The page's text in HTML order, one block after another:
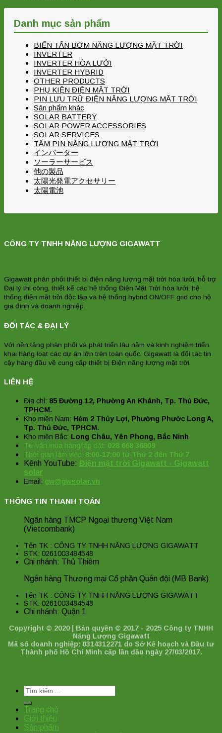
Danh mục sản phẩm
BIẾN TẤN BƠM NĂNG LƯỢNG MẶT TRỜI
INVERTER
INVERTER HÒA LƯỚI
INVERTER HYBRID
OTHER PRODUCTS
PHỤ KIỆN ĐIỆN MẶT TRỜI
PIN LƯU TRỮ ĐIỆN NĂNG LƯỢNG MẶT TRỜI
Sản phẩm khác
SOLAR BATTERY
SOLAR POWER ACCESSORIES
SOLAR SERVICES
TẤM PIN NĂNG LƯỢNG MẶT TRỜI
インバーター
ソーラーサービス
他の製品
太陽光発電アクセサリー
太陽電池
CÔNG TY TNHH NĂNG LƯỢNG GIGAWATT
Gigawatt phân phối thiết bị điện năng lượng mặt trời hòa lưới, hỗ trợ
Đại lý thi công, thiết kế các hệ thống Điện Mặt Trời hòa lưới, hệ
thống điện mặt trời độc lập và hệ thống hybrid ON/OFF grid cho hộ
gia đình và doanh nghiệp.
ĐỐI TÁC & ĐẠI LÝ
Với nền tảng phân phối và phát triển lâu năm và kinh nghiệm triển
khai hàng loạt các dự án lớn trên toàn quốc. Gigawatt là đối tác tin
cậy hàng đầu về cung cấp thiết bị Điện năng lượng mặt trời.
LIÊN HỆ
Địa chỉ: 85 Đường 12, Phường An Khánh, Tp. Thủ Đức,
TPHCM.
Kho miền Nam: Hẻm 2 Thủy Lợi, Phường Phước Long A,
Tp. Thủ Đức, TPHCM.
Kho miền Bắc: Long Châu, Yên Phong, Bắc Ninh
Tư vấn mua hàng/lắp đặt: 028 668 36809
Thời gian làm việc: 8:00-17:00 từ Thứ 2 đến Thứ 7
Kênh YouTube: Điện mặt trời Gigawatt - Gigawatt
solar
Email: gw@gwsolar.vn
THÔNG TIN THANH TOÁN
Ngân hàng TMCP Ngoại thương Việt Nam
(Vietcombank)
Tên TK : CÔNG TY TNHH NĂNG LƯỢNG GIGAWATT
STK: 0261003484548
Chi nhánh: Thủ Thiêm
Ngân hàng Thương mại Cổ phần Quân đội (MB Bank)
Tên TK : CÔNG TY TNHH NĂNG LƯỢNG GIGAWATT
STK: 0261003484548
Chi nhánh: Quận 1
Copyright © 2020 | Bản quyền © 2017 - 2025 Công ty TNHH
Năng Lượng Gigawatt
Mã số doanh nghiệp: 0314312271 do Sở Kế hoạch và Đầu tư
Thành phố Hồ Chí Minh cấp lần đầu ngày 27/03/2017.
Tìm
kiếm:
Trang chủ
Giới thiệu
Sản phẩm